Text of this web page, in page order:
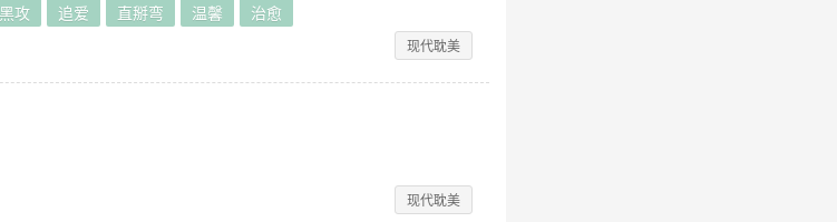
攻 追爱 直掰弯 温馨 治愈
现代耽美
现代耽美